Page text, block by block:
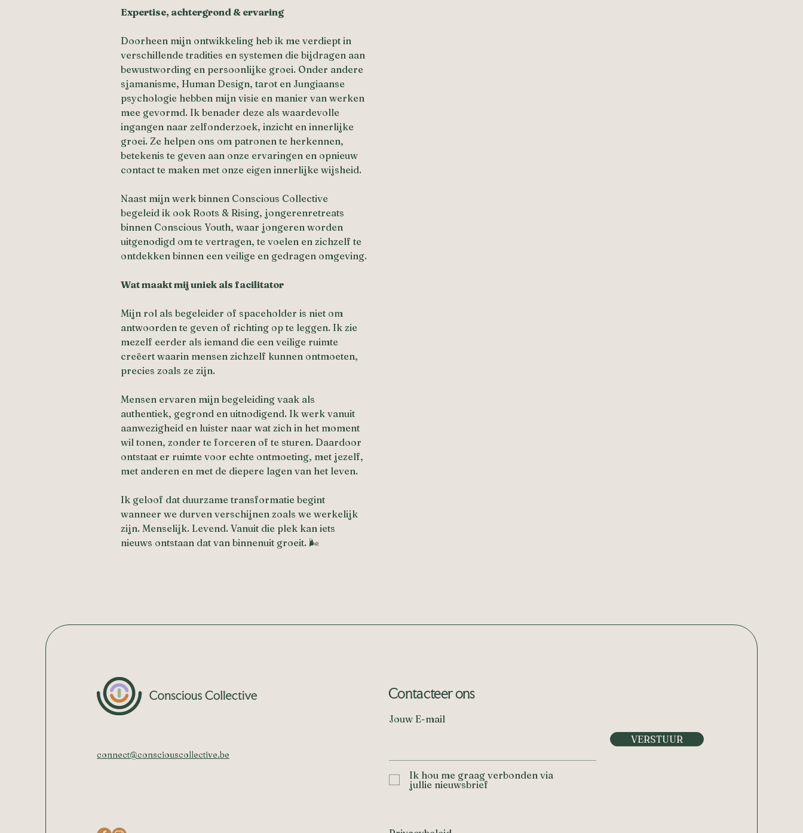
Expertise, achtergrond & ervaring
Doorheen mijn ontwikkeling heb ik me verdiept in
verschillende tradities en systemen die bijdragen aan
bewustwording en persoonlijke groei. Onder andere
sjamanisme, Human Design, tarot en Jungiaanse
psychologie hebben mijn visie en manier van werken
mee gevormd. Ik benader deze als waardevolle
ingangen naar zelfonderzoek, inzicht en innerlijke
groei. Ze helpen ons om patronen te herkennen,
betekenis te geven aan onze ervaringen en opnieuw
contact te maken met onze eigen innerlijke wijsheid.
Naast mijn werk binnen Conscious Collective
begeleid ik ook Roots & Rising, jongerenretreats
binnen Conscious Youth, waar jongeren worden
uitgenodigd om te vertragen, te voelen en zichzelf te
ontdekken binnen een veilige en gedragen omgeving.
Wat maakt mij uniek als facilitator
Mijn rol als begeleider of spaceholder is niet om
antwoorden te geven of richting op te leggen. Ik zie
mezelf eerder als iemand die een veilige ruimte
creëert waarin mensen zichzelf kunnen ontmoeten,
precies zoals ze zijn.
Mensen ervaren mijn begeleiding vaak als
authentiek, gegrond en uitnodigend. Ik werk vanuit
aanwezigheid en luister naar wat zich in het moment
wil tonen, zonder te forceren of te sturen. Daardoor
ontstaat er ruimte voor echte ontmoeting, met jezelf,
met anderen en met de diepere lagen van het leven.
Ik geloof dat duurzame transformatie begint
wanneer we durven verschijnen zoals we werkelijk
zijn. Menselijk. Levend. Vanuit die plek kan iets
nieuws ontstaan dat van binnenuit groeit. 🌬️
connect@consciouscollective.be
Contacteer ons
Jouw E-mail
Ik hou me graag verbonden via
jullie nieuwsbrief
VERSTUUR